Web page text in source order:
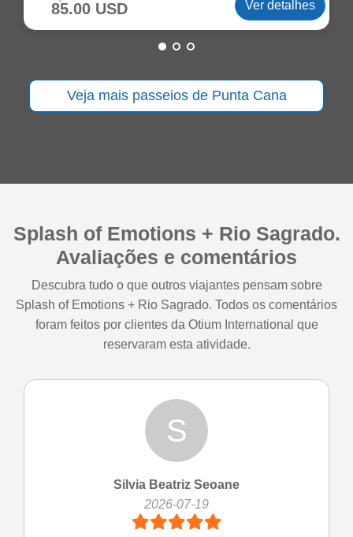
85.00 USD Ver detalhes
Veja mais passeios de Punta Cana
Splash of Emotions + Rio Sagrado.
Avaliações e comentários
Descubra tudo o que outros viajantes pensam sobre
Splash of Emotions + Rio Sagrado. Todos os comentários
foram feitos por clientes da Otium International que
reservaram esta atividade.
S
Silvia Beatriz Seoane
2026-07-19